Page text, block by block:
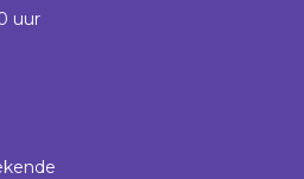
uur